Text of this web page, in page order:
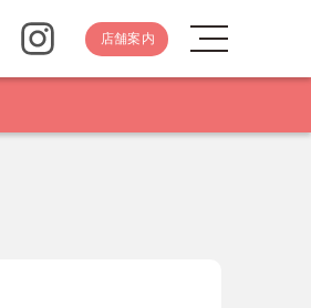
店舗案内